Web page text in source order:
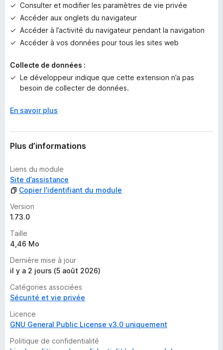
p
o
u
r
’
n
a
t
Consulter et modifier les paramètres de vie privée
Accéder aux onglets du navigateur
Accéder à l’activité du navigateur pendant la navigation
Accéder à vos données pour tous les sites web
Collecte de données :
Le développeur indique que cette extension n’a pas
besoin de collecter de données.
En savoir plus
Plus d’informations
Liens du module
Site d’assistance
Copier l’identifiant du module
Version
1.73.0
Taille
4,46 Mo
Dernière mise à jour
il y a 2 jours (5 août 2026)
Catégories associées
Sécurité et vie privée
Licence
GNU General Public License v3.0 uniquement
Politique de confidentialité